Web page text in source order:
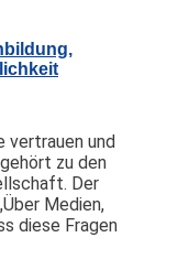
vertrauen und
zu den
Der
Medien,
diese Fragen